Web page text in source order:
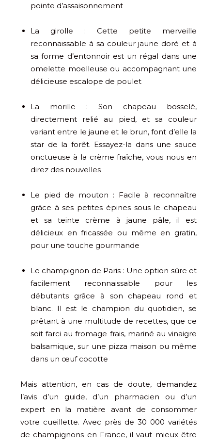
pointe d’assaisonnement
La girolle : Cette petite merveille
reconnaissable à sa couleur jaune doré et à
sa forme d’entonnoir est un régal dans une
omelette moelleuse ou accompagnant une
délicieuse escalope de poulet
La morille : Son chapeau bosselé,
directement relié au pied, et sa couleur
variant entre le jaune et le brun, font d’elle la
star de la forêt. Essayez-la dans une sauce
onctueuse à la crème fraîche, vous nous en
direz des nouvelles
Le pied de mouton : Facile à reconnaître
grâce à ses petites épines sous le chapeau
et sa teinte crème à jaune pâle, il est
délicieux en fricassée ou même en gratin,
pour une touche gourmande
Le champignon de Paris : Une option sûre et
facilement reconnaissable pour les
débutants grâce à son chapeau rond et
blanc. Il est le champion du quotidien, se
prêtant à une multitude de recettes, que ce
soit farci au fromage frais, mariné au vinaigre
balsamique, sur une pizza maison ou même
dans un œuf cocotte
Mais attention, en cas de doute, demandez
l’avis d’un guide, d’un pharmacien ou d’un
expert en la matière avant de consommer
votre cueillette. Avec près de 30 000 variétés
de champignons en France, il vaut mieux être